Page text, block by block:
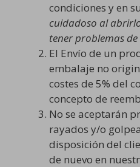
condiciones y en su
cuidadoso al
tener problemas
El Envío de un
embalaje no
costes de 5% del
concepto de
No se aceptarán
rayados y/o
disposición del
de nuevo en